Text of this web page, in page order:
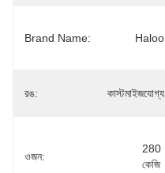
Brand Name: Haloo
রঙ: কাস্টমাইজযোগ্য
ওজন:
280
কেজি